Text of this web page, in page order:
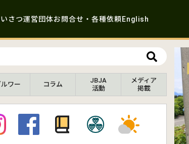
さつ運営団体お問合せ・各種依頼English
ルワー コラム
JBJA
活動
メディア
掲載